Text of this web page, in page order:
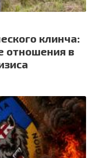
клинча:
отношения в